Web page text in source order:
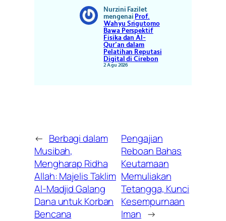
Nurzini Fazilet
mengenai Prof.
Wahyu Srigutomo
Bawa Perspektif
Fisika dan Al-
Qur’an dalam
Pelatihan Reputasi
Digital di Cirebon
2 Agu 2026
← Berbagi dalam
Musibah,
Mengharap Ridha
Allah: Majelis Taklim
Al-Madjid Galang
Dana untuk Korban
Bencana
Pengajian
Reboan Bahas
Keutamaan
Memuliakan
Tetangga, Kunci
Kesempurnaan
Iman →